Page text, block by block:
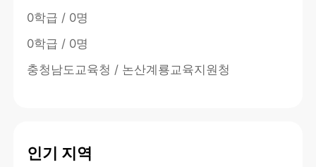
0학급 / 0명
0학급 / 0명
충청남도교육청 / 논산계룡교육지원청
인기 지역